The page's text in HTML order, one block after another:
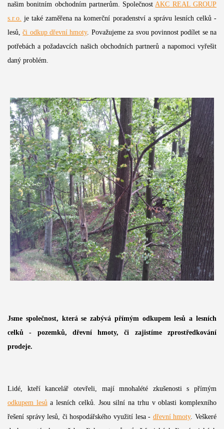
našim bonitním obchodním partnerům. SpolečnostAKC REAL GROUP
s.r.o. je také zaměřena na komerční poradenství a správu lesních celků -
lesů,či odkup dřevní hmoty. Považujeme za svou povinnost podílet se na
potřebách a požadavcích našich obchodních partnerů a napomoci vyřešit
daný problém.
Jsme společnost, která se zabývá přímým odkupem lesů a lesních
celků - pozemků, dřevní hmoty, či zajistíme zprostředkování
prodeje.
Lidé, kteří kancelář otevřeli, mají mnohalété zkušenosti s přímým
odkupem lesůa lesních celků. Jsou silní na trhu v oblasti komplexního
řešení správy lesů, či hospodářského využití lesa - dřevní hmoty. Veškeré